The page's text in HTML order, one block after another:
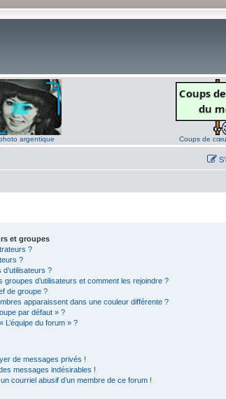
argentique Coups de
et groupes
?
?
?
groupes d’utilisateurs et comment les rejoindre ?
de groupe ?
apparaissent dans une couleur différente ?
par défaut » ?
L’équipe du forum » ?
de messages privés !
messages indésirables !
courriel abusif d’un membre de ce forum !